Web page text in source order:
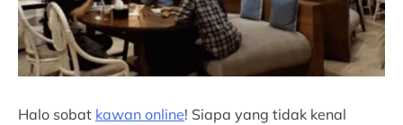
Halo sobat kawan online! Siapa yang tidak kenal